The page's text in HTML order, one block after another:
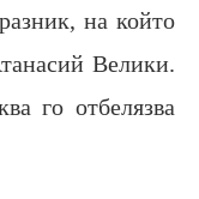
на който
Велики.
го отбелязва